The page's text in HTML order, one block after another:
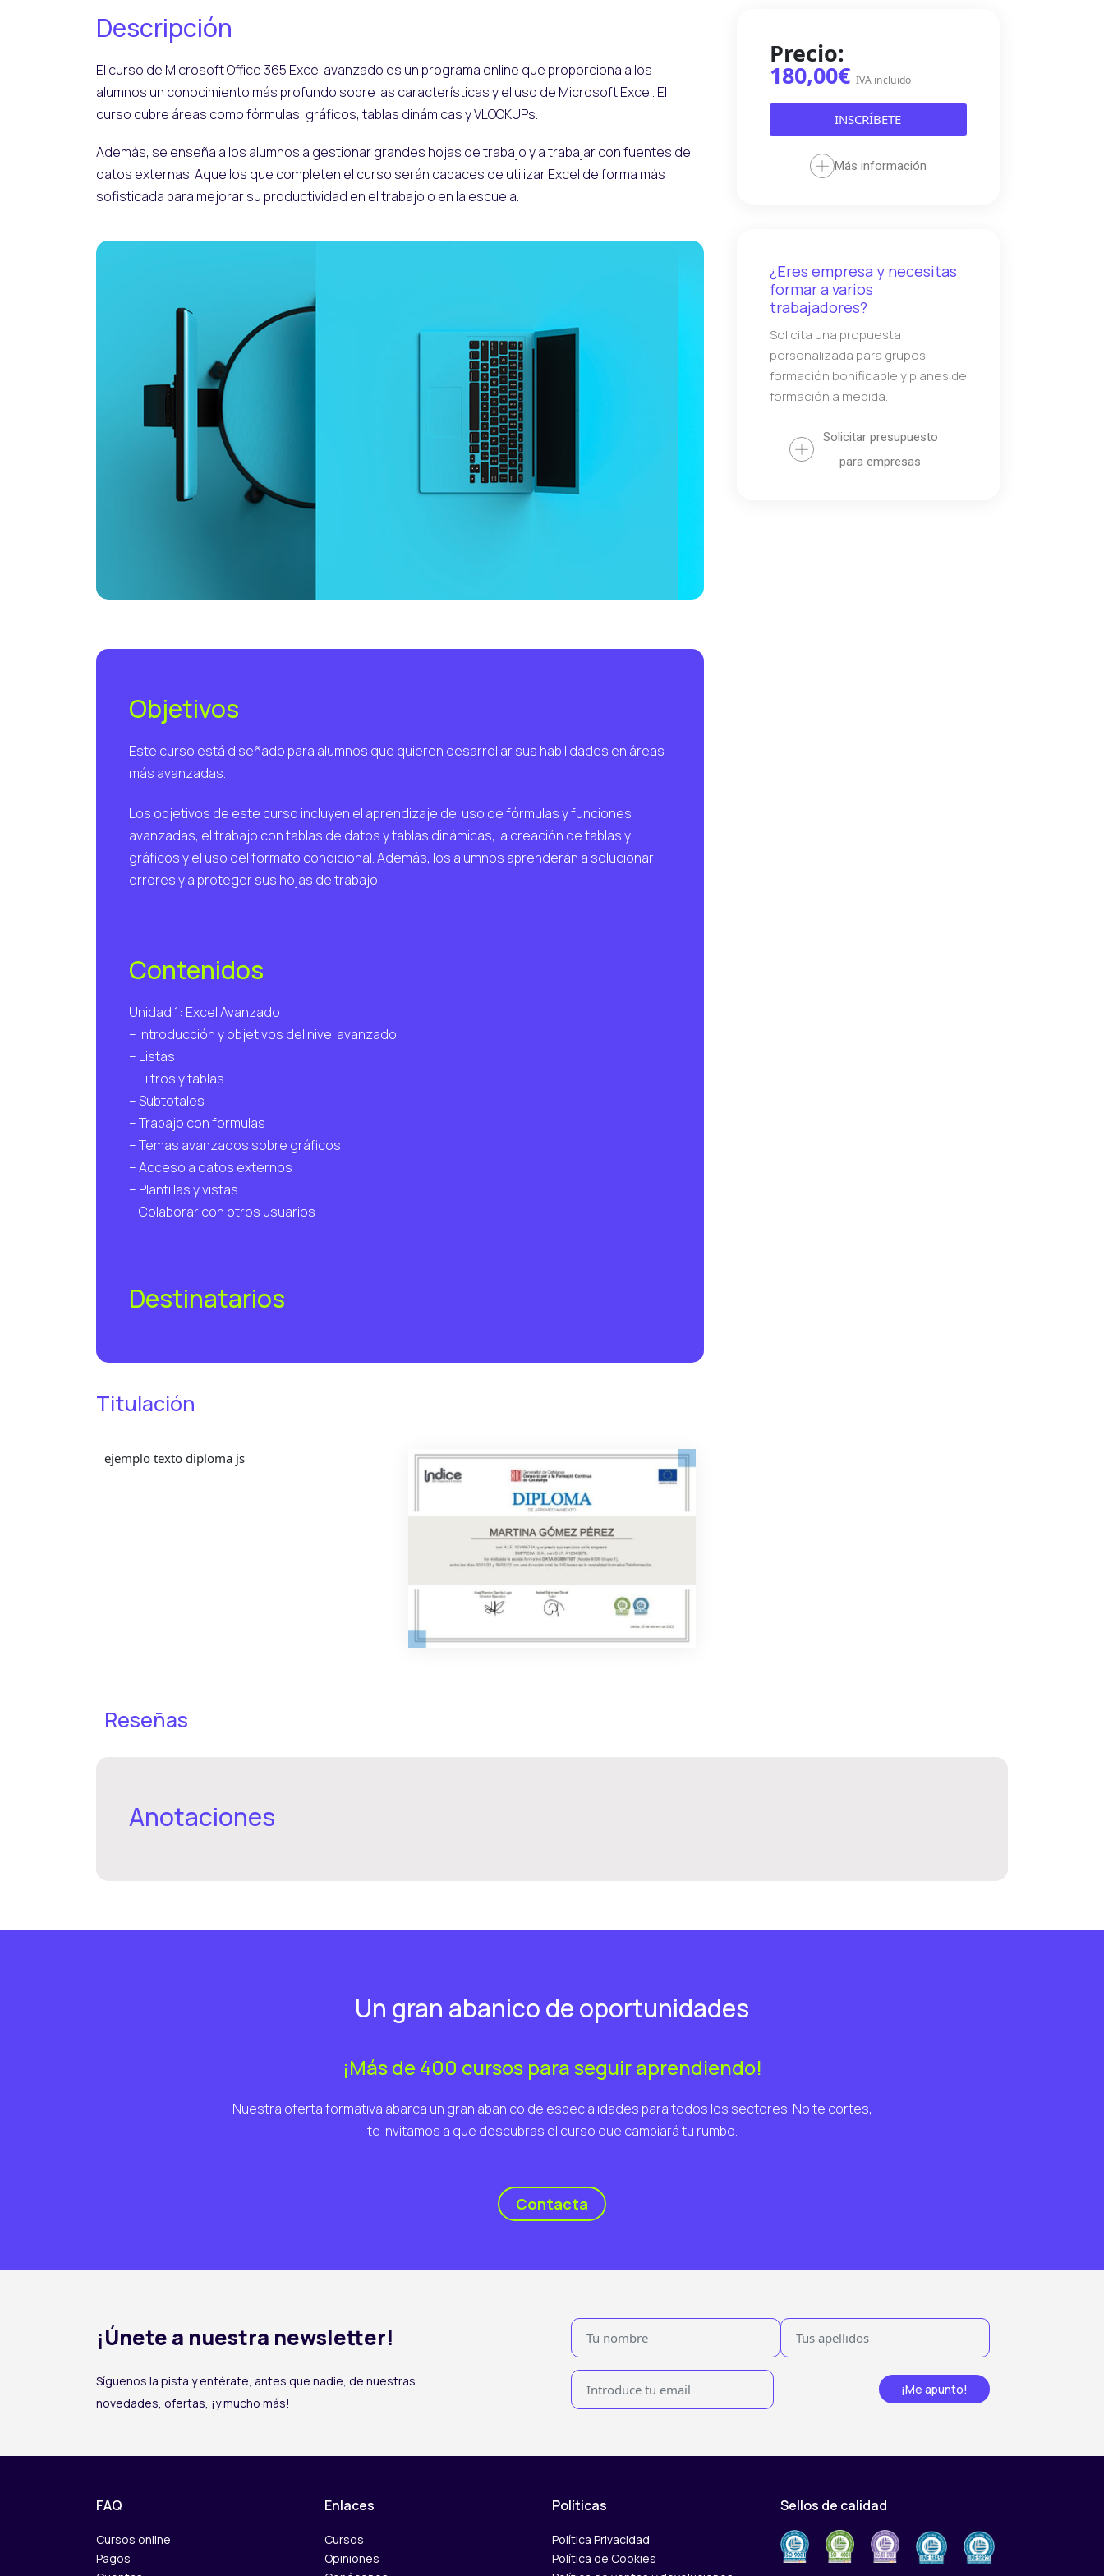
Descripción
El curso de Microsoft Office 365 Excel avanzado es un programa online que proporciona a los
alumnos un conocimiento más profundo sobre las características y el uso de Microsoft Excel. El
curso cubre áreas como fórmulas, gráficos, tablas dinámicas y VLOOKUPs.
Además, se enseña a los alumnos a gestionar grandes hojas de trabajo y a trabajar con fuentes de
datos externas. Aquellos que completen el curso serán capaces de utilizar Excel de forma más
sofisticada para mejorar su productividad en el trabajo o en la escuela.
Objetivos
Este curso está diseñado para alumnos que quieren desarrollar sus habilidades en áreas
más avanzadas.
Los objetivos de este curso incluyen el aprendizaje del uso de fórmulas y funciones
avanzadas, el trabajo con tablas de datos y tablas dinámicas, la creación de tablas y
gráficos y el uso del formato condicional. Además, los alumnos aprenderán a solucionar
errores y a proteger sus hojas de trabajo.
Contenidos
Unidad 1: Excel Avanzado
– Introducción y objetivos del nivel avanzado
– Listas
– Filtros y tablas
– Subtotales
– Trabajo con formulas
– Temas avanzados sobre gráficos
– Acceso a datos externos
– Plantillas y vistas
– Colaborar con otros usuarios
Destinatarios
Titulación
ejemplo texto diploma js
Precio:
180,00€ IVA incluido
INSCRÍBETE
Más información
¿Eres empresa y necesitas
formar a varios
trabajadores?
Solicita una propuesta
personalizada para grupos,
formación bonificable y planes de
formación a medida.
Solicitar presupuesto
para empresas
Reseñas
Anotaciones
Un gran abanico de oportunidades
¡Más de 400 cursos para seguir aprendiendo!
Nuestra oferta formativa abarca un gran abanico de especialidades para todos los sectores. No te cortes,
te invitamos a que descubras el curso que cambiará tu rumbo.
Contacta
¡Únete a nuestra newsletter!
Síguenos la pista y entérate, antes que nadie, de nuestras
novedades, ofertas, ¡y mucho más!
¡Me apunto!
FAQ
Cursos online
Pagos
Enlaces
Cursos
Opiniones
Políticas
Política Privacidad
Política de Cookies
Sellos de calidad